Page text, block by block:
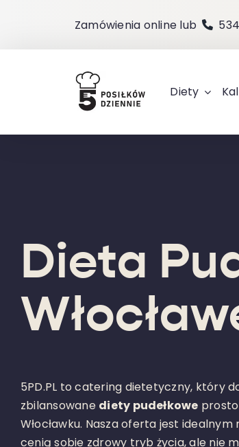
zawartości
Zamówienia online lub
Diety
Dieta
5PD.PL to catering dietetyczny, który
zbilansowane diety pudełkowe
Włocławku. Nasza oferta jest
cenią sobie zdrowy tryb życia, ale nie